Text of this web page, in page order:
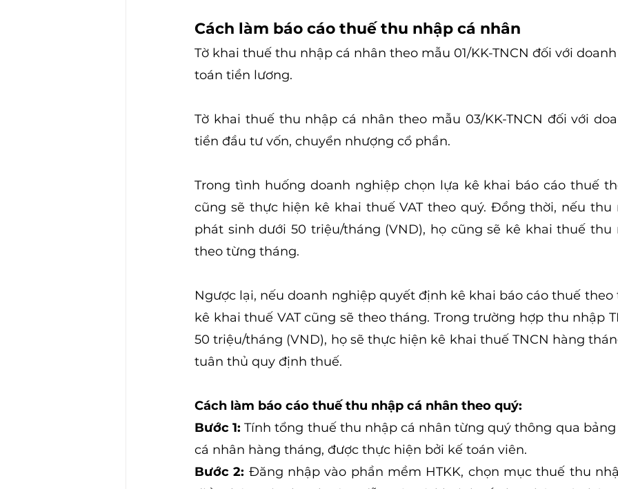
Cách làm báo cáo thuế thu nhập cá nhân
Tờ khai thuế thu nhập cá nhân theo mẫu 01/KK-TNCN đối với
toán tiền lương.
Tờ khai thuế thu nhập cá nhân theo mẫu 03/KK-TNCN đối với
tiền đầu tư vốn, chuyển nhượng cổ phần.
Trong tình huống doanh nghiệp chọn lựa kê khai báo cáo thuế
cũng sẽ thực hiện kê khai thuế VAT theo quý. Đồng thời, nếu thu
phát sinh dưới 50 triệu/tháng (VND), họ cũng sẽ kê khai thuế thu
theo từng tháng.
Ngược lại, nếu doanh nghiệp quyết định kê khai báo cáo thuế theo
kê khai thuế VAT cũng sẽ theo tháng. Trong trường hợp thu nhập
50 triệu/tháng (VND), họ sẽ thực hiện kê khai thuế TNCN hàng
tuân thủ quy định thuế.
Cách làm báo cáo thuế thu nhập cá nhân theo quý:
Bước 1: Tính tổng thuế thu nhập cá nhân từng quý thông qua
cá nhân hàng tháng, được thực hiện bởi kế toán viên.
Bước 2: Đăng nhập vào phần mềm HTKK, chọn mục thuế thu